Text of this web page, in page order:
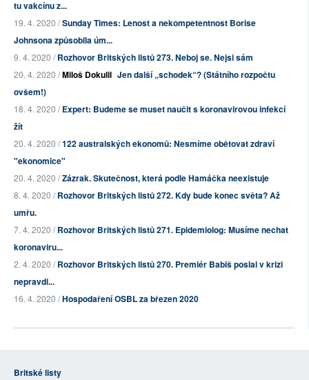
tu vakcínu z...
19. 4. 2020 /Sunday Times: Lenost a nekompetentnost Borise
Johnsona způsobila úm...
9. 4. 2020 /Rozhovor Britských listů 273. Neboj se. Nejsi sám
20. 4. 2020 /Miloš Dokulil Jen další „schodek“? (Státního rozpočtu
ovšem!)
18. 4. 2020 /Expert: Budeme se muset naučit s koronavirovou infekcí
žít
20. 4. 2020 /122 australských ekonomů: Nesmíme obětovat zdraví
"ekonomice"
20. 4. 2020 /Zázrak. Skutečnost, která podle Hamáčka neexistuje
8. 4. 2020 /Rozhovor Britských listů 272. Kdy bude konec světa? Až
umřu.
7. 4. 2020 /Rozhovor Britských listů 271. Epidemiolog: Musíme nechat
koronaviru...
2. 4. 2020 /Rozhovor Britských listů 270. Premiér Babiš poslal v krizi
nepravdi...
16. 4. 2020 /Hospodaření OSBL za březen 2020
Britské listy